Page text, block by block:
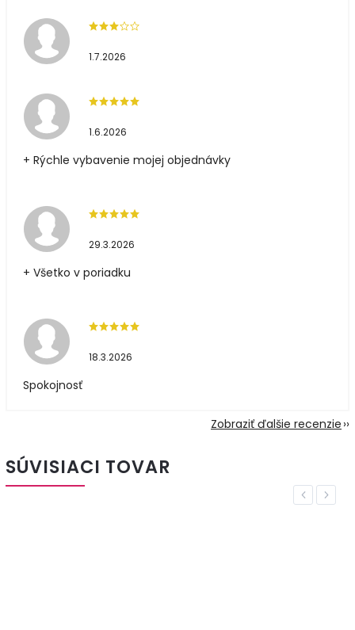
1.7.2026
1.6.2026
+ Rýchle vybavenie mojej objednávky
29.3.2026
+ Všetko v poriadku
18.3.2026
Spokojnosť
Zobraziť ďalšie recenzie
SÚVISIACI TOVAR
Previous
Next